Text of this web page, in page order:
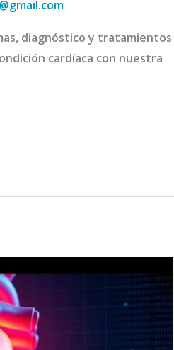
diagnóstico y tratamientos
cardíaca con nuestra